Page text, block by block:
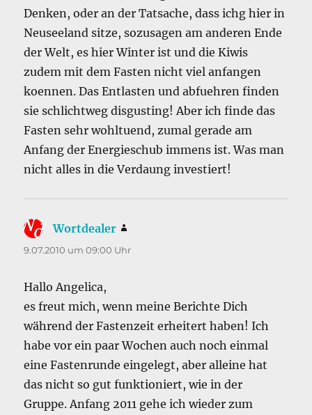
Denken, oder an der Tatsache, dass ichg hier in
Neuseeland sitze, sozusagen am anderen Ende
der Welt, es hier Winter ist und die Kiwis
zudem mit dem Fasten nicht viel anfangen
koennen. Das Entlasten und abfuehren finden
sie schlichtweg disgusting! Aber ich finde das
Fasten sehr wohltuend, zumal gerade am
Anfang der Energieschub immens ist. Was man
nicht alles in die Verdaung investiert!
Wortdealer
9.07.2010 um 09:00 Uhr
Hallo Angelica,
es freut mich, wenn meine Berichte Dich
während der Fastenzeit erheitert haben! Ich
habe vor ein paar Wochen auch noch einmal
eine Fastenrunde eingelegt, aber alleine hat
das nicht so gut funktioniert, wie in der
Gruppe. Anfang 2011 gehe ich wieder zum